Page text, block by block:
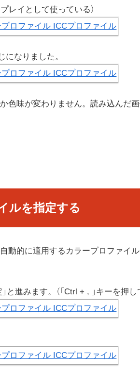
レイとして使っている）
なりました。
色味が変わりません。読み込んだ
ルを指定する
動的に適用するカラープロファイ
進みます。（「Ctrl + , 」キーを押し